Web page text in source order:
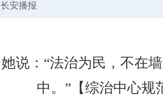
长安播报
她说：“法治为民，不在
中。”【综治中心规